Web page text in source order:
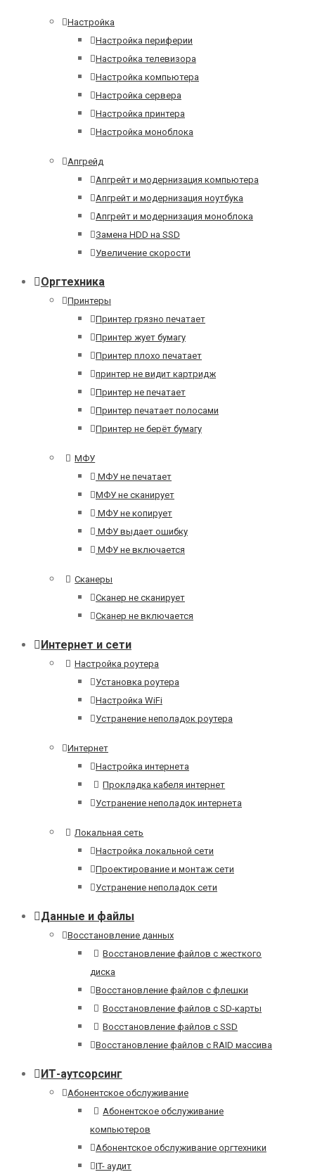
Настройка
Настройка периферии
Настройка телевизора
Настройка компьютера
Настройка сервера
Настройка принтера
Настройка моноблока
Апгрейд
Апгрейт и модернизация компьютера
Апгрейт и модернизация ноутбука
Апгрейт и модернизация моноблока
Замена HDD на SSD
Увеличение скорости
Оргтехника
Принтеры
Принтер грязно печатает
Принтер жует бумагу
Принтер плохо печатает
принтер не видит картридж
Принтер не печатает
Принтер печатает полосами
Принтер не берёт бумагу
МФУ
МФУ не печатает
МФУ не сканирует
МФУ не копирует
МФУ выдает ошибку
МФУ не включается
Сканеры
Сканер не сканирует
Сканер не включается
Интернет и сети
Настройка роутера
Установка роутера
Настройка WiFi
Устранение неполадок роутера
Интернет
Настройка интернета
Прокладка кабеля интернет
Устранение неполадок интернета
Локальная сеть
Настройка локальной сети
Проектирование и монтаж сети
Устранение неполадок сети
Данные и файлы
Восстановление данных
Восстановление файлов с жесткого
диска
Восстановление файлов с флешки
Восстановление файлов с SD-карты
Восстановление файлов с SSD
Восстановление файлов с RAID массива
ИТ-аутсорсинг
Абонентское обслуживание
Абонентское обслуживание
компьютеров
Абонентское обслуживание оргтехники
IT- аудит